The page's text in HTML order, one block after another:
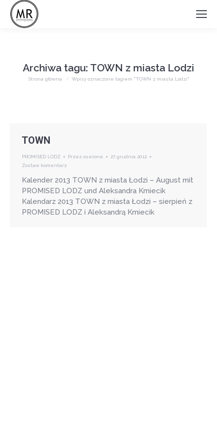
Archiwa tagu: TOWN z miasta Lodzi
Jesteś tutaj:
Strona główna Wpisy oznaczone tagiem "TOWN z miasta Lodzi"
TOWN
PROMISED LODZ Przez oserone
27 grudnia 2012
Zostaw komentarz
Kalender 2013 TOWN z miasta Łodzi – August mit
PROMISED LODZ und Aleksandra Kmiecik
Kalendarz 2013 TOWN z miasta Łodzi – sierpień z
PROMISED LODZ i Aleksandrą Kmiecik